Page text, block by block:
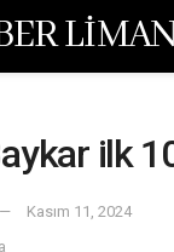
ilk
Kasım 11, 2024